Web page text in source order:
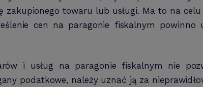
zakupionego towaru lub usługi. Ma to na
cen na paragonie fiskalnym
i usług na paragonie fiskalnym nie
podatkowe, należy uznać ją za